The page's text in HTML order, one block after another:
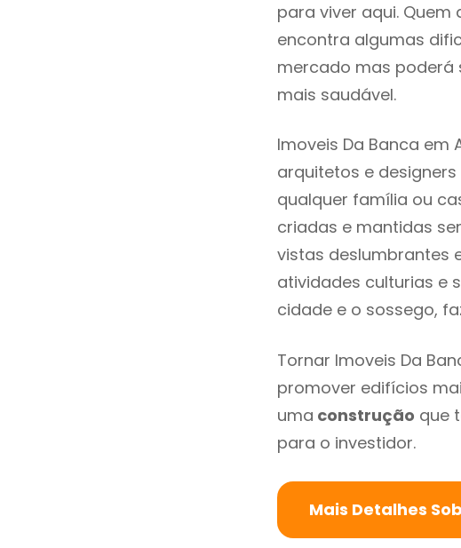
para viver aqui. Quem
encontra algumas
mercado mas poderá
mais saudável.
Imoveis Da Banca em
arquitetos e
qualquer família ou
criadas e mantidas
vistas deslumbrantes
atividades culturias e
cidade e o sossego,
Tornar Imoveis Da
promover edifícios
uma construção que
para o investidor.
Mais Detalhes